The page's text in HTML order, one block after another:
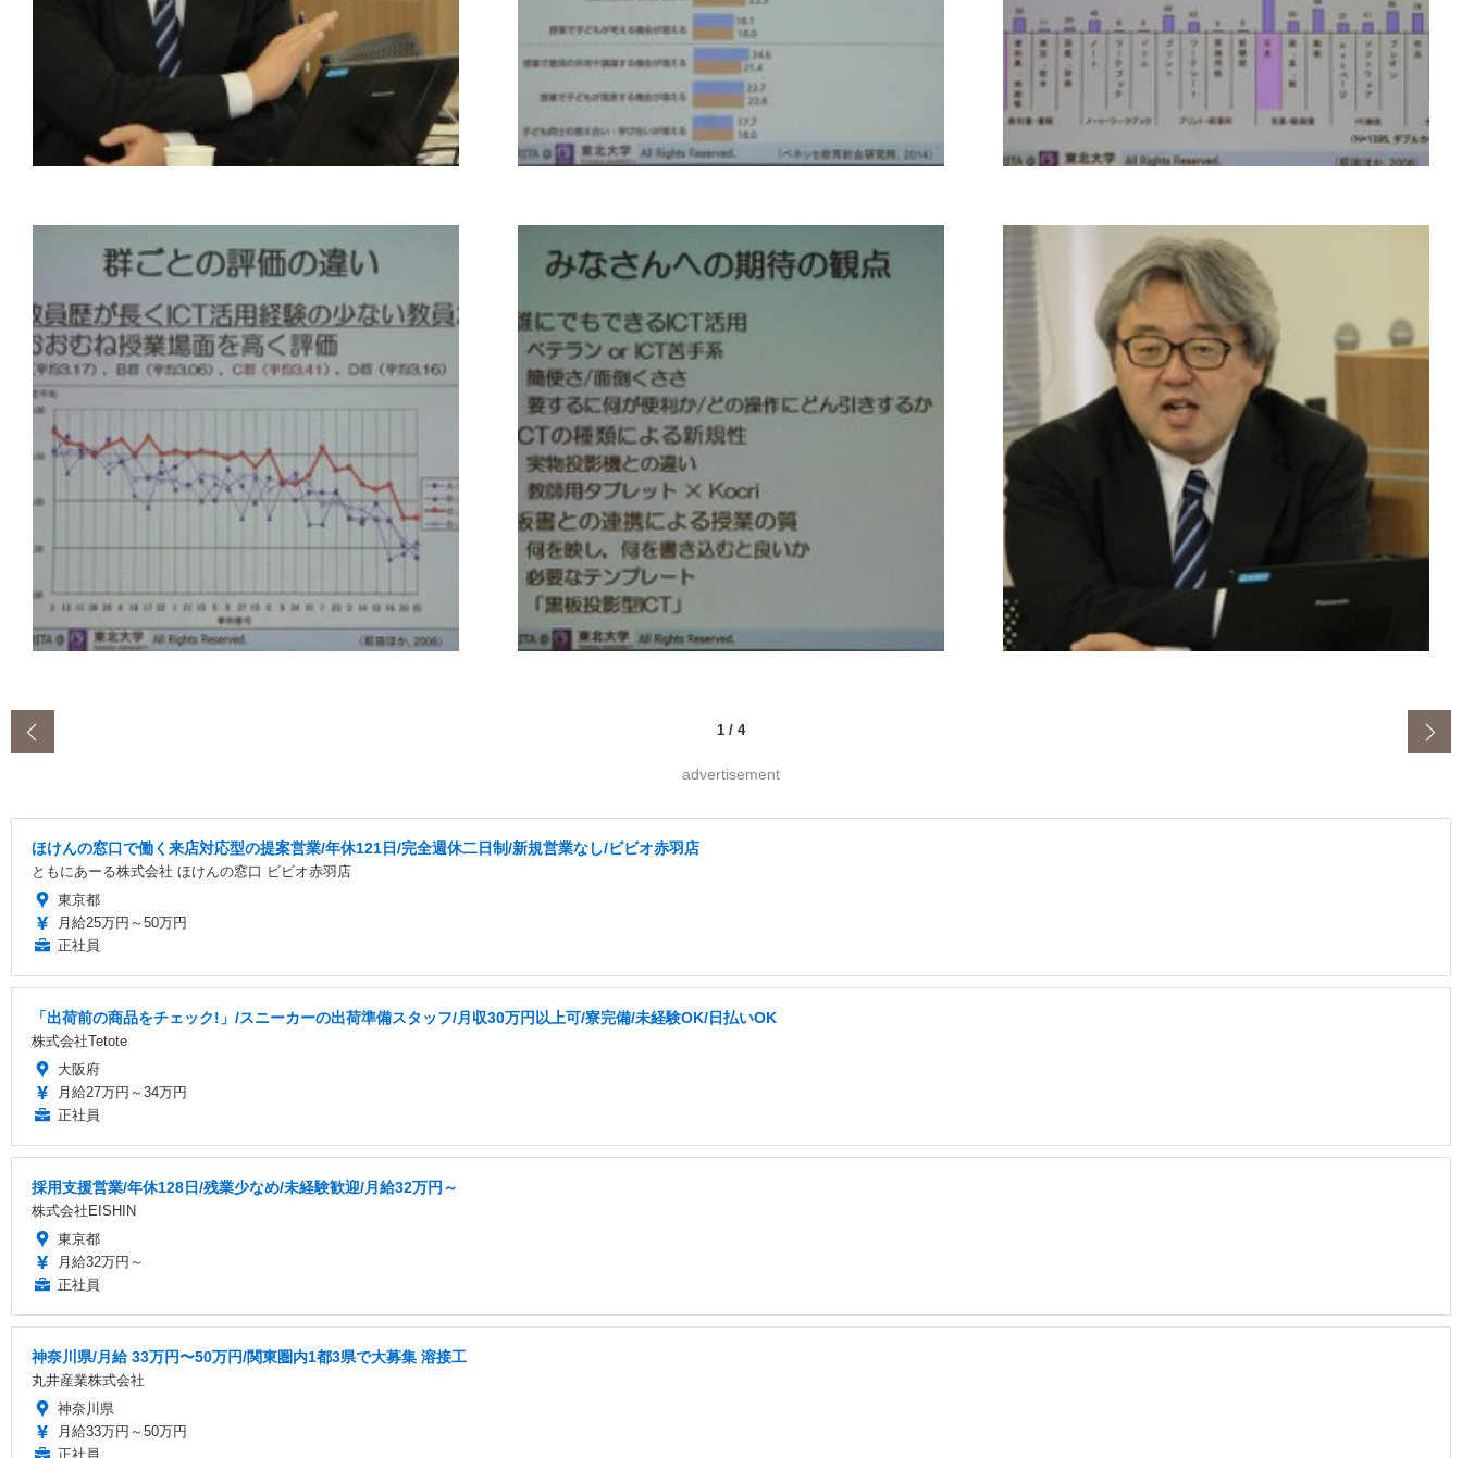
1 / 4
advertisement
ほけんの窓口で働く来店対応型の提案営業/年休121日/完全週休二日制/新規営業なし/ビビオ赤羽店
ともにあーる株式会社 ほけんの窓口 ビビオ赤羽店
東京都
月給25万円～50万円
正社員
「出荷前の商品をチェック!」/スニーカーの出荷準備スタッフ/月収30万円以上可/寮完備/未経験OK/日払いOK
株式会社Tetote
大阪府
月給27万円～34万円
正社員
採用支援営業/年休128日/残業少なめ/未経験歓迎/月給32万円～
株式会社EISHIN
東京都
月給32万円～
正社員
神奈川県/月給 33万円〜50万円/関東圏内1都3県で大募集 溶接工
丸井産業株式会社
神奈川県
月給33万円～50万円
正社員